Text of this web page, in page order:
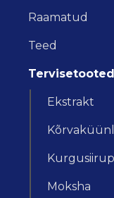
Raamatud
Teed
Tervisetooted
Ekstrakt
Kurgusiirup
Moksha